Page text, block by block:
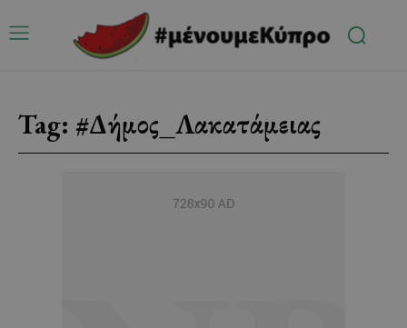
Tag: #Δήμος_Λακατάμειας